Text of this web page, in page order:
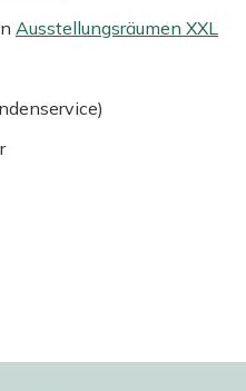
Ausstellungsräumen XXL